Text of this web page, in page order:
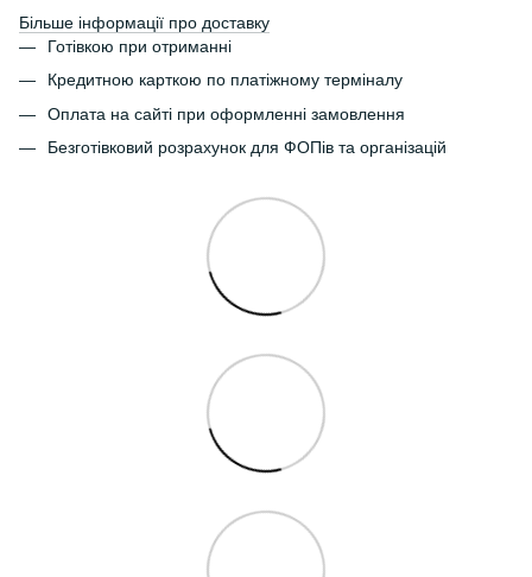
Більше інформації про доставку
Готівкою при отриманні
Кредитною карткою по платіжному терміналу
Оплата на сайті при оформленні замовлення
Безготівковий розрахунок для ФОПів та організацій